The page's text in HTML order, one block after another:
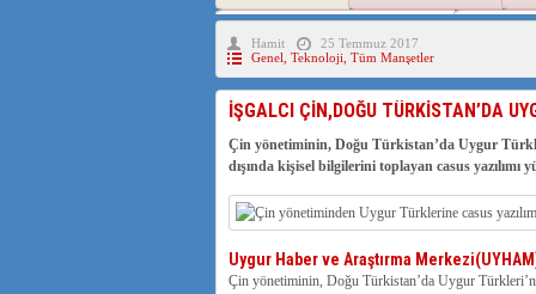
150 YILDIR KAYNAYAN
ÇİN’İN UYGUR
ÇİN’İN ANKARA
Uygurlarda Düğün ve Cenaze
Hamit
25 Temmuz 2017
Genel Teknoloji Tüm Manşetler
İŞGALCI ÇİN,DOĞU TÜRKİSTAN’DA
Çin yönetiminin, Doğu Türkistan’da Uygur
dışında kişisel bilgilerini toplayan casus yazılımı
Uygur Haber ve Araştırma
Çin yönetiminin, Doğu Türkistan’da Uygur Türkleri’ni